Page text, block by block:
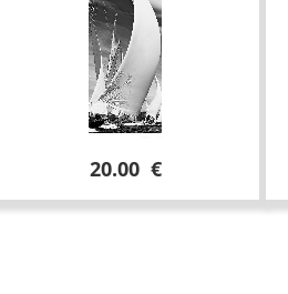
20.00 €